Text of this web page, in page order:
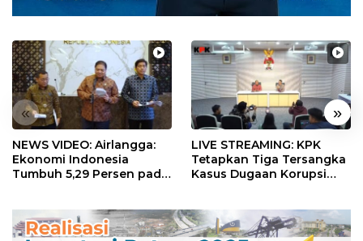
« »
NEWS VIDEO: Airlangga:
Ekonomi Indonesia
Tumbuh 5,29 Persen pada
LIVE STREAMING: KPK
Tetapkan Tiga Tersangka
Kasus Dugaan Korupsi